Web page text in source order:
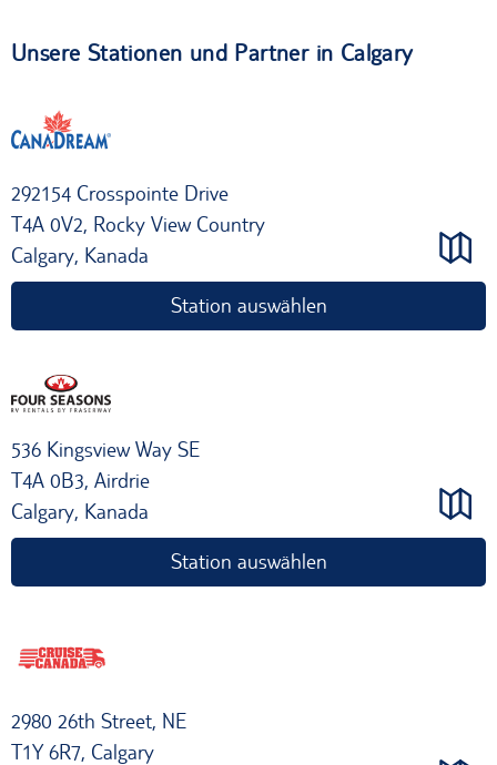
Unsere Stationen und Partner in Calgary
292154 Crosspointe Drive
T4A 0V2, Rocky View Country
Calgary, Kanada
Station auswählen
536 Kingsview Way SE
T4A 0B3, Airdrie
Calgary, Kanada
Station auswählen
2980 26th Street, NE
T1Y 6R7, Calgary